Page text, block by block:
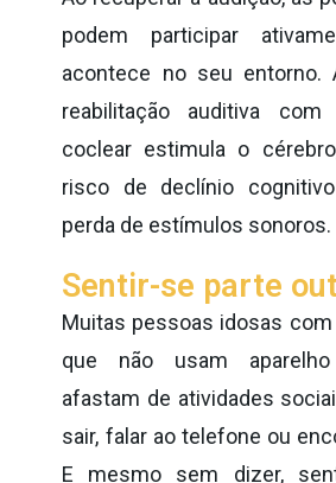
podem participar
acontece no seu entorno.
reabilitação auditiva
coclear estimula o
risco de declínio
perda de estímulos sonoros.
Sentir-se parte
Muitas pessoas idosas com
que não usam
afastam de atividades
sair, falar ao telefone ou
E mesmo sem dizer,